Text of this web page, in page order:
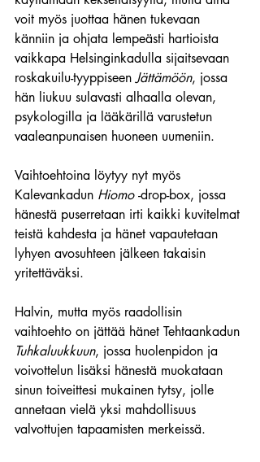
voit myös juottaa hänen tukevaan
känniin ja ohjata lempeästi hartioista
vaikkapa Helsinginkadulla sijaitsevaan
roskakuilu-tyyppiseen Jättämöön, jossa
hän liukuu sulavasti alhaalla olevan,
psykologilla ja lääkärillä varustetun
vaaleanpunaisen huoneen uumeniin.
Vaihtoehtoina löytyy nyt myös
Kalevankadun Hiomo -drop-box, jossa
hänestä puserretaan irti kaikki kuvitelmat
teistä kahdesta ja hänet vapautetaan
lyhyen avosuhteen jälkeen takaisin
yritettäväksi.
Halvin, mutta myös raadollisin
vaihtoehto on jättää hänet Tehtaankadun
Tuhkaluukkuun, jossa huolenpidon ja
voivottelun lisäksi hänestä muokataan
sinun toiveittesi mukainen tytsy, jolle
annetaan vielä yksi mahdollisuus
valvottujen tapaamisten merkeissä.